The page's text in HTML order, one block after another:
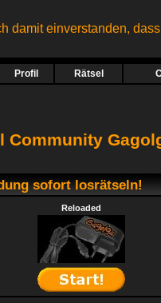
damit einverstanden,
Profil Rätsel
Community
sofort losrätseln!
Reloaded